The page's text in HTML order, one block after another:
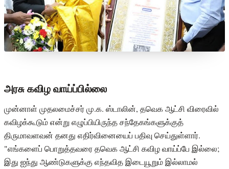
அரசு கவிழ வாய்ப்பில்லை
முன்னாள் முதலமைச்சர் மு.க. ஸ்டாலின், தவெக ஆட்சி விரைவில்
கவிழக்கூடும் என்று எழுப்பியிருந்த சந்தேகங்களுக்குத்
திருமாவளவன் தனது எதிர்வினையைப் பதிவு செய்துள்ளார்.
"எங்களைப் பொறுத்தவரை தவெக ஆட்சி கவிழ வாய்ப்பே இல்லை;
இது ஐந்து ஆண்டுகளுக்கு எந்தவித இடையூறும் இல்லாமல்